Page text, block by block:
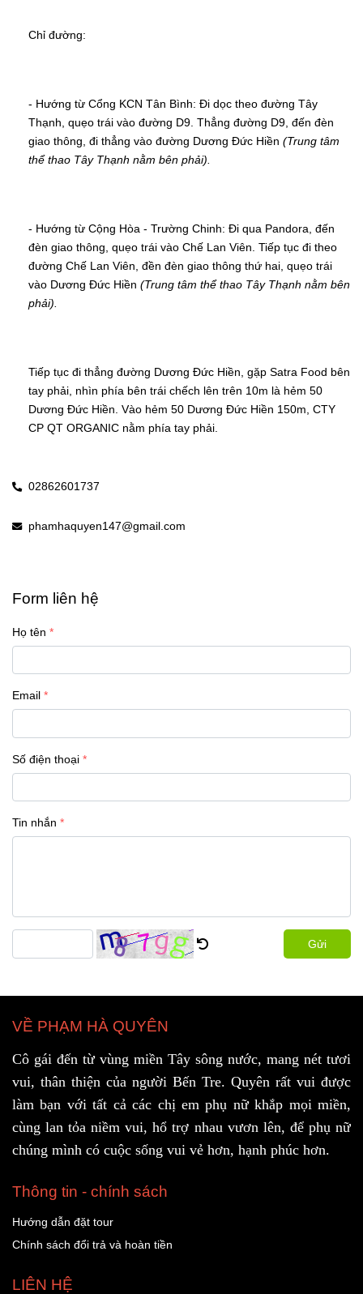
Chỉ đường:
- Hướng từ Cổng KCN Tân Bình: Đi dọc theo đường Tây
Thạnh, quẹo trái vào đường D9. Thẳng đường D9, đến đèn
giao thông, đi thẳng vào đường Dương Đức Hiền (Trung tâm
thể thao Tây Thạnh nằm bên phải).
- Hướng từ Cộng Hòa - Trường Chinh: Đi qua Pandora, đến
đèn giao thông, quẹo trái vào Chế Lan Viên. Tiếp tục đi theo
đường Chế Lan Viên, đền đèn giao thông thứ hai, quẹo trái
vào Dương Đức Hiền (Trung tâm thể thao Tây Thạnh nằm bên
phải).
Tiếp tục đi thẳng đường Dương Đức Hiền, gặp Satra Food bên
tay phải, nhìn phía bên trái chếch lên trên 10m là hẻm 50
Dương Đức Hiền. Vào hẻm 50 Dương Đức Hiền 150m, CTY
CP QT ORGANIC nằm phía tay phải.
02862601737
phamhaquyen147@gmail.com
Form liên hệ
Họ tên
Email
Số điện thoại
Tin nhắn
Gửi
VỀ PHẠM HÀ QUYÊN
Cô gái đến từ vùng miền Tây sông nước, mang nét tươi
vui, thân thiện của người Bến Tre. Quyên rất vui được
làm bạn với tất cả các chị em phụ nữ khắp mọi miền,
cùng lan tỏa niềm vui, hổ trợ nhau vươn lên, để phụ nữ
chúng mình có cuộc sống vui vẻ hơn, hạnh phúc hơn.
Thông tin - chính sách
Hướng dẫn đặt tour
Chính sách đổi trả và hoàn tiền
LIÊN HỆ